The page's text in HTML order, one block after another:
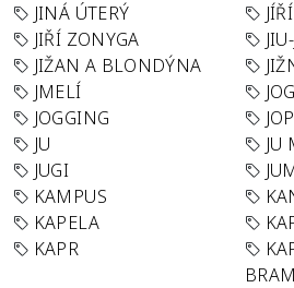
JINÁ ÚTERÝ
JIŘÍ ZONYGA
JIŽAN A BLONDÝNA
JMELÍ
JOGGING
JU
JU
JUGI
KAMPUS
KAPELA
KAPR